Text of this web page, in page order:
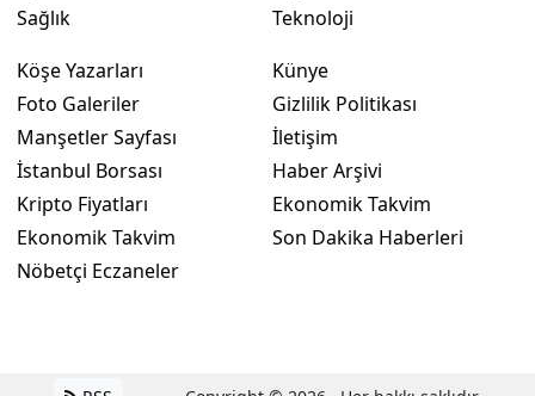
Sağlık
Teknoloji
Köşe Yazarları
Foto Galeriler
Manşetler Sayfası
İstanbul Borsası
Kripto Fiyatları
Ekonomik Takvim
Nöbetçi Eczaneler
Künye
Gizlilik Politikası
İletişim
Haber Arşivi
Ekonomik Takvim
Son Dakika Haberleri